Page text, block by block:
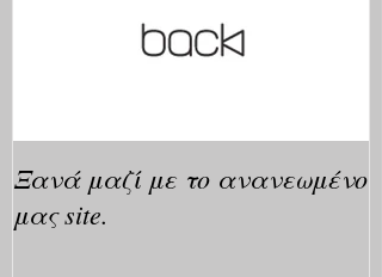
Ξανά μαζί με το ανανεωμένο
μας site.